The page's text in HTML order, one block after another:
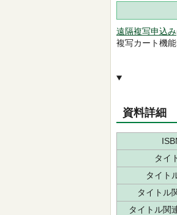
遠隔複写申込み
複写カート機
資料詳細
タイ
タイト
タイトル
タイトル関